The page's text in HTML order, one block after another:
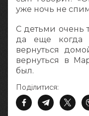
уже ночь не
С детьми очень
да еще когда
вернуться
вернуться в
был.
Поділитися: